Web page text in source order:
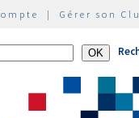
| Gérer son